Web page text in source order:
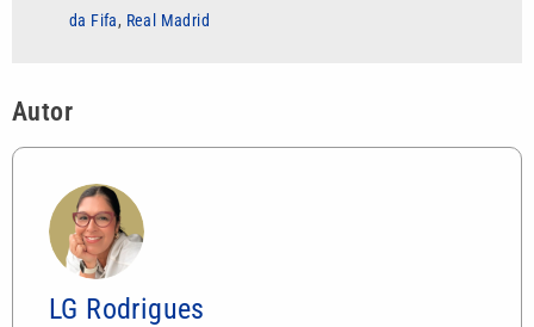
da Fifa, Real Madrid
Autor
LG Rodrigues